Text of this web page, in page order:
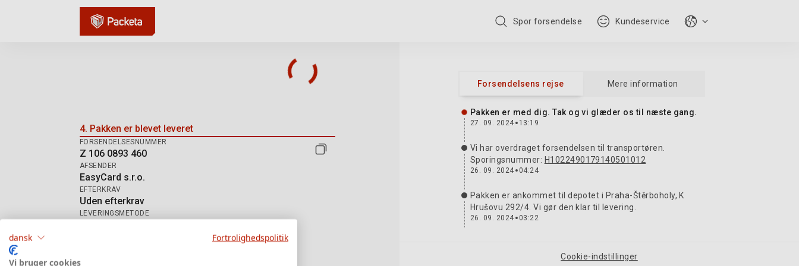
Spor forsendelse Kundeservice
Sporing af forsendelse: Z 106 0893 460
4. Pakken er blevet leveret
FORSENDELSESNUMMER
Z 106 0893 460
AFSENDER
EasyCard s.r.o.
EFTERKRAV
Uden efterkrav
LEVERINGSMETODE
Forsendelsens rejse Mere information
Pakken er med dig. Tak og vi glæder os til næste gang.
27. 09. 2024 13:19
Vi har overdraget forsendelsen til transportøren.
Sporingsnummer: H1022490179140501012
26. 09. 2024 04:24
Pakken er ankommet til depotet i Praha-Štěrboholy, K
Hrušovu 292/4. Vi gør den klar til levering.
26. 09. 2024 03:22
Bernolákovo, AmpérovaCookie-indstillinger
dansk Fortrolighedspolitik
Vi bruger cookies